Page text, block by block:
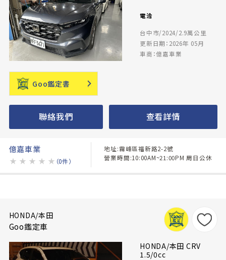
電洽
台中市/2024/2.9萬公里
更新日期：2026年 05月
車商：億嘉車業
Goo鑑定書
聯絡我們 查看詳情
億嘉車業
★ ★ ★ ★ ★ （0件）
地址:霧峰區福新路2-2號
營業時間:10:00AM~21:00PM 周日公休
HONDA/本田
Goo鑑定車
HONDA/本田 CRV
1.5/0cc